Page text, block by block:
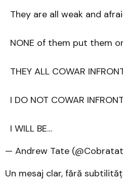
They are all weak and
NONE of them put them
THEY ALL COWAR
I DO NOT COWAR
I WILL BE…
— Andrew Tate
Un mesaj clar, fără